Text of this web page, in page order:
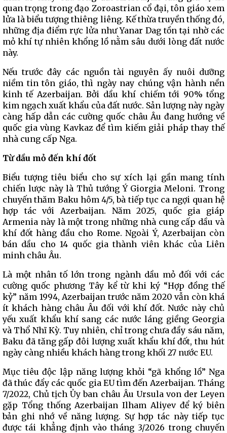
quan trọng trong đạo Zoroastrian cổ đại, tôn giáo xem
lửa là biểu tượng thiêng liêng. Kế thừa truyền thống đó,
những địa điểm rực lửa như Yanar Dag tồn tại nhờ các
mỏ khí tự nhiên khổng lồ nằm sâu dưới lòng đất nước
này.
Nếu trước đây các nguồn tài nguyên ấy nuôi dưỡng
niềm tin tôn giáo, thì ngày nay chúng vận hành nền
kinh tế Azerbaijan. Bởi dầu khí chiếm tới 90% tổng
kim ngạch xuất khẩu của đất nước. Sản lượng này ngày
càng hấp dẫn các cường quốc châu Âu đang hướng về
quốc gia vùng Kavkaz để tìm kiếm giải pháp thay thế
nhà cung cấp Nga.
Từ dầu mỏ đến khí đốt
Biểu tượng tiêu biểu cho sự xích lại gần mang tính
chiến lược này là Thủ tướng Ý Giorgia Meloni. Trong
chuyến thăm Baku hôm 4/5, bà tiếp tục ca ngợi quan hệ
hợp tác với Azerbaijan. Năm 2025, quốc gia giáp
Armenia này là một trong những nhà cung cấp dầu và
khí đốt hàng đầu cho Rome. Ngoài Ý, Azerbaijan còn
bán dầu cho 14 quốc gia thành viên khác của Liên
minh châu Âu.
Là một nhân tố lớn trong ngành dầu mỏ đối với các
cường quốc phương Tây kể từ khi ký “Hợp đồng thế
kỷ” năm 1994, Azerbaijan trước năm 2020 vẫn còn khá
ít khách hàng châu Âu đối với khí đốt. Nước này chủ
yếu xuất khẩu khí sang các nước láng giềng Georgia
và Thổ Nhĩ Kỳ. Tuy nhiên, chỉ trong chưa đầy sáu năm,
Baku đã tăng gấp đôi lượng xuất khẩu khí đốt, thu hút
ngày càng nhiều khách hàng trong khối 27 nước EU.
Mục tiêu độc lập năng lượng khỏi “gã khổng lồ” Nga
đã thúc đẩy các quốc gia EU tìm đến Azerbaijan. Tháng
7/2022, Chủ tịch Ủy ban châu Âu Ursula von der Leyen
gặp Tổng thống Azerbaijan Ilham Aliyev để ký biên
bản ghi nhớ về năng lượng. Sự hợp tác này tiếp tục
được tái khẳng định vào tháng 3/2026 trong chuyến